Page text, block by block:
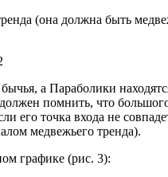
(она должна быть
а Параболики
должен помнить, что
его точка входа не
медвежьего тренда).
графике (рис. 3):